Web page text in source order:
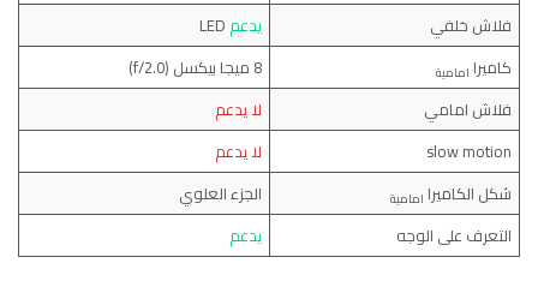
فلاش خلفي
يدعم
كاميرا امامية
8 ميجا بيكسل (f/2.0)
فلاش امامي
لا يدعم
slow motion
لا يدعم
شكل الكاميرا امامية
الجزء العلوي
التعرف على الوجه
يدعم